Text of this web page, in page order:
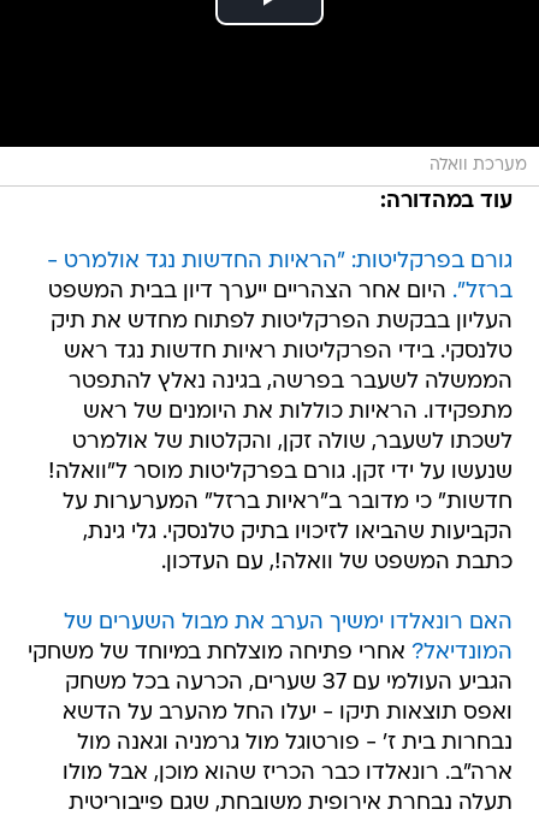
מערכת וואלה
עוד במהדורה:
גורם בפרקליטות: "הראיות החדשות נגד אולמרט -
ברזל". היום אחר הצהריים ייערך דיון בבית המשפט
העליון בבקשת הפרקליטות לפתוח מחדש את תיק
טלנסקי. בידי הפרקליטות ראיות חדשות נגד ראש
הממשלה לשעבר בפרשה, בגינה נאלץ להתפטר
מתפקידו. הראיות כוללות את היומנים של ראש
לשכתו לשעבר, שולה זקן, והקלטות של אולמרט
שנעשו על ידי זקן. גורם בפרקליטות מוסר ל"וואלה!
חדשות" כי מדובר ב"ראיות ברזל" המערערות על
הקביעות שהביאו לזיכויו בתיק טלנסקי. גלי גינת,
כתבת המשפט של וואלה!, עם העדכון.
האם רונאלדו ימשיך הערב את מבול השערים של
המונדיאל? אחרי פתיחה מוצלחת במיוחד של משחקי
הגביע העולמי עם 37 שערים, הכרעה בכל משחק
ואפס תוצאות תיקו - יעלו החל מהערב על הדשא
נבחרות בית ז' - פורטוגל מול גרמניה וגאנה מול
ארה"ב. רונאלדו כבר הכריז שהוא מוכן, אבל מולו
תעלה נבחרת אירופית משובחת, שגם פייבוריטית